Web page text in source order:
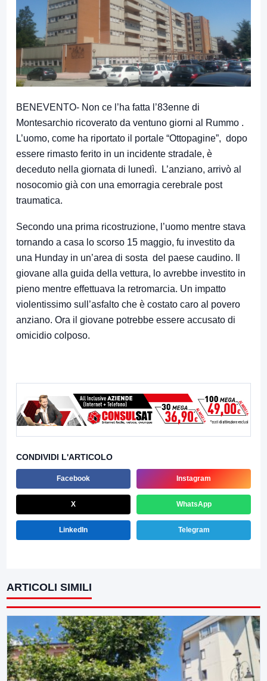
BENEVENTO- Non ce l’ha fatta l’83enne di
Montesarchio ricoverato da ventuno giorni al Rummo .
L’uomo, come ha riportato il portale “Ottopagine”, dopo
essere rimasto ferito in un incidente stradale, è
deceduto nella giornata di lunedì. L’anziano, arrivò al
nosocomio già con una emorragia cerebrale post
traumatica.
Secondo una prima ricostruzione, l’uomo mentre stava
tornando a casa lo scorso 15 maggio, fu investito da
una Hunday in un’area di sosta del paese caudino. Il
giovane alla guida della vettura, lo avrebbe investito in
pieno mentre effettuava la retromarcia. Un impatto
violentissimo sull’asfalto che è costato caro al povero
anziano. Ora il giovane potrebbe essere accusato di
omicidio colposo.
CONDIVIDI L'ARTICOLO
Facebook Instagram
X WhatsApp
LinkedIn Telegram
ARTICOLI SIMILI